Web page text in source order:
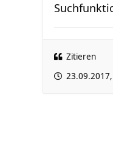
Zitieren